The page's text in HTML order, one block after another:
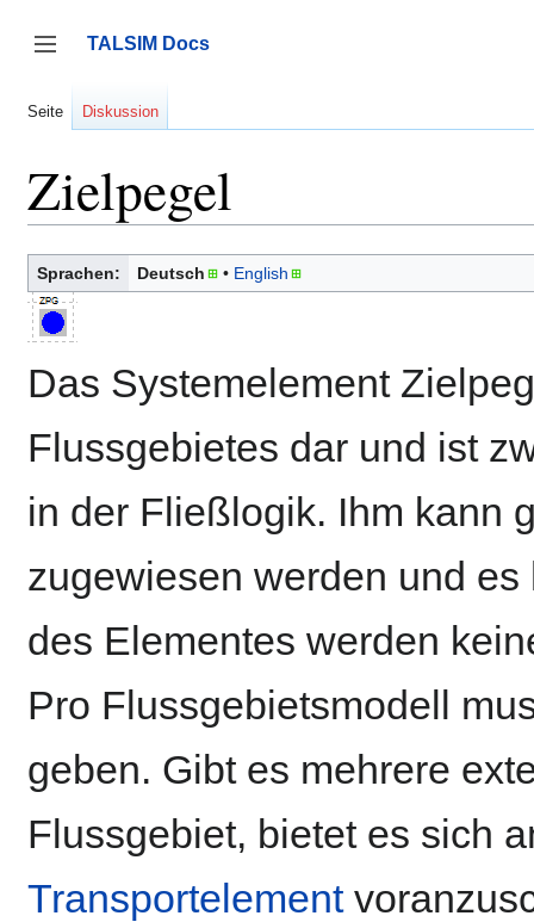
springen
Seitenleiste umschalten
TALSIM Docs
Seite Diskussion
Zielpegel
Sprachen: Deutsch English
Das Systemelement
Flussgebietes dar und ist
in der Fließlogik. Ihm kann
zugewiesen werden und
des Elementes werden
Pro Flussgebietsmodell
geben. Gibt es mehrere
Flussgebiet, bietet es sich
Transportelement